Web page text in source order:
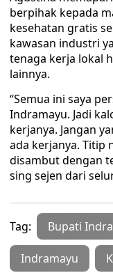
berpihak kepada
kesehatan gratis
kawasan industri
tenaga kerja lokal
lainnya.
“Semua ini saya
Indramayu. Jadi
kerjanya. Jangan
ada kerjanya. Titip
disambut dengan
sing sejen dari
Tag: Bupati
Indramayu